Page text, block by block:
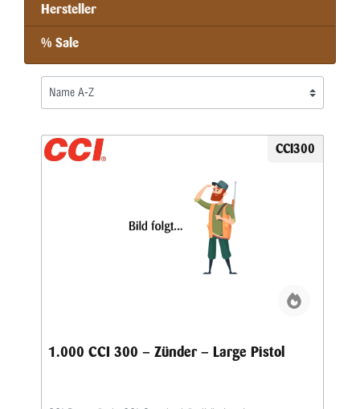
Hersteller
% Sale
CCI300
1.000 CCI 300 – Zünder – Large Pistol